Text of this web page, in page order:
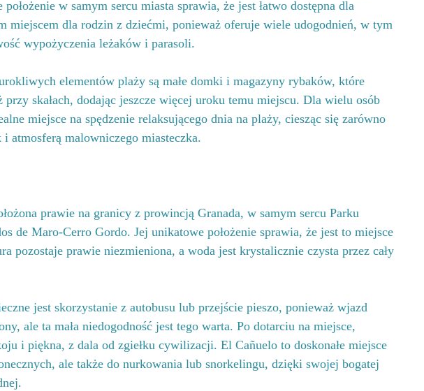
w samym sercu miasta sprawia, że jest łatwo dostępna dla
miejscem dla rodzin z dziećmi, ponieważ oferuje wiele udogodnień, w tym
wypożyczenia leżaków i parasoli.
elementów plaży są małe domki i magazyny rybaków, które
przy skałach, dodając jeszcze więcej uroku temu miejscu. Dla wielu osób
miejsce na spędzenie relaksującego dnia na plaży, ciesząc się zarówno
atmosferą malowniczego miasteczka.
prawie na granicy z prowincją Granada, w samym sercu Parku
de Maro-Cerro Gordo. Jej unikatowe położenie sprawia, że jest to miejsce
pozostaje prawie niezmieniona, a woda jest krystalicznie czysta przez cały
jest skorzystanie z autobusu lub przejście pieszo, ponieważ wjazd
ale ta mała niedogodność jest tego warta. Po dotarciu na miejsce,
i piękna, z dala od zgiełku cywilizacji. El Cañuelo to doskonałe miejsce
ale także do nurkowania lub snorkelingu, dzięki swojej bogatej